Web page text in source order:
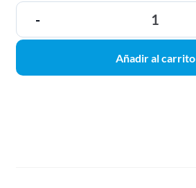
-
Añadir al carrito